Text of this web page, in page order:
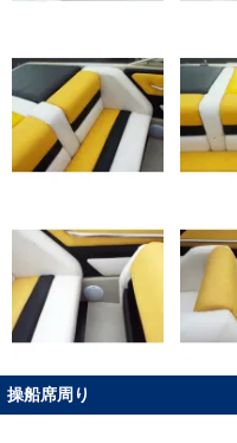
操船席周り